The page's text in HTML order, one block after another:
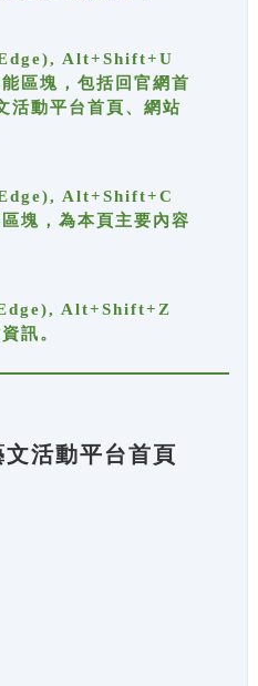
Alt+Shift+U
區塊，包括回官網首
活動平台首頁、網站
Alt+Shift+C
塊，為本頁主要內容
Alt+Shift+Z
訊。
活動平台首頁